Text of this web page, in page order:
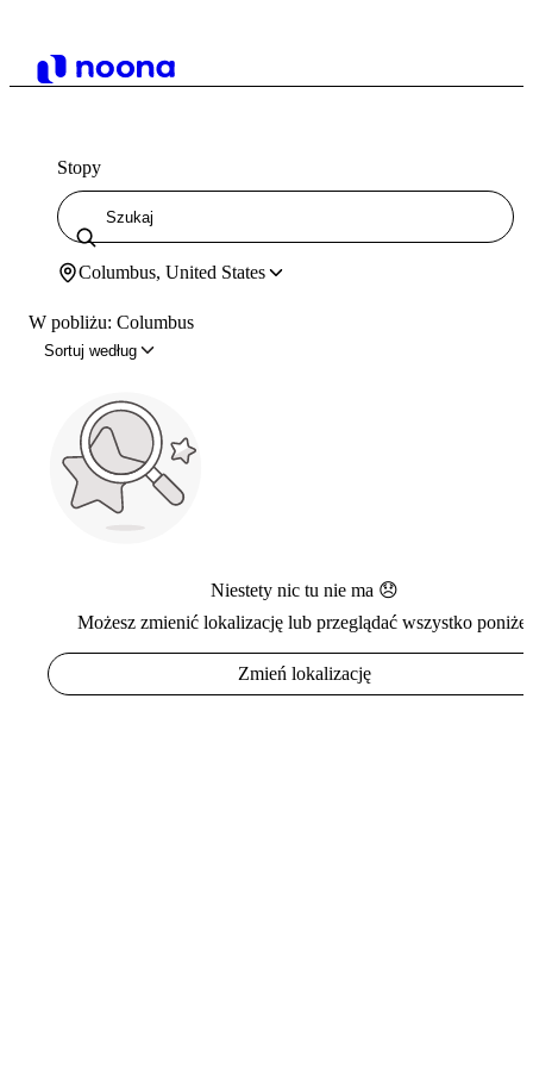
Stopy
Columbus, United States
W pobliżu: Columbus
Sortuj według
Niestety nic tu nie ma 😞
Możesz zmienić lokalizację lub przeglądać wszystko poniżej
Zmień lokalizację